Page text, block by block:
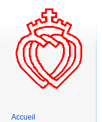
Accueil